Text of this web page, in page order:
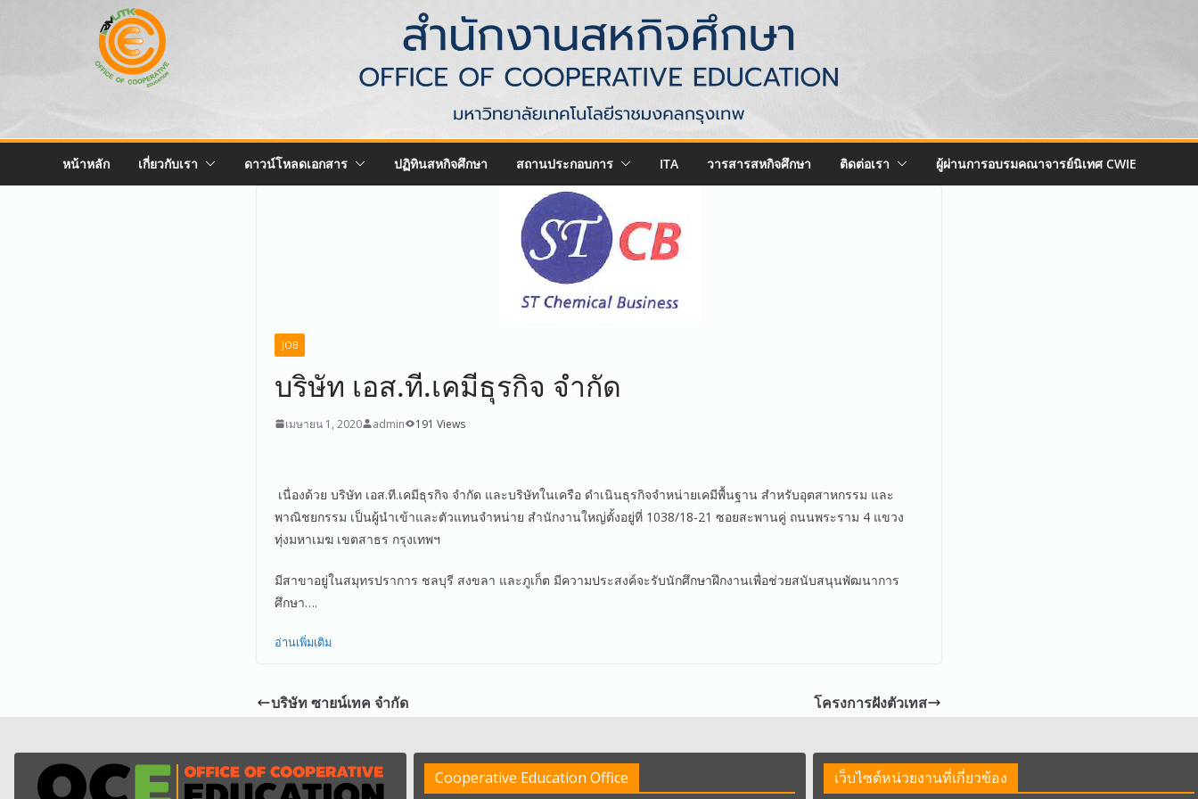
หน้าหลัก เกี่ยวกับเรา ดาวน์โหลดเอกสาร ปฏิทินสหกิจศึกษา สถานประกอบการ ITA วารสารสหกิจศึกษา ติดต่อเรา ผู้ผ่านการอบรมคณาจารย์นิเทศ CWIE
JOB
บริษัท เอส.ที.เคมีธุรกิจ จำกัด
เมษายน 1, 2020 admin 191 Views
เนื่องด้วย บริษัท เอส.ที.เคมีธุรกิจ จำกัด และบริษัทในเครือ ดำเนินธุรกิจจำหน่ายเคมีพื้นฐาน สำหรับอุตสาหกรรม และ
พาณิชยกรรม เป็นผู้นำเข้าและตัวแทนจำหน่าย สำนักงานใหญ่ตั้งอยู่ที่ 1038/18-21 ซอยสะพานคู่ ถนนพระราม 4 แขวง
ทุ่งมหาเมฆ เขตสาธร กรุงเทพฯ
มีสาขาอยู่ในสมุทรปราการ ชลบุรี สงขลา และภูเก็ต มีความประสงค์จะรับนักศึกษาฝึกงานเพื่อช่วยสนับสนุนพัฒนาการ
ศึกษา….
อ่านเพิ่มเติม
บริษัท ซายน์เทค จำกัด โครงการฝังตัวเทส
Cooperative Education Office เว็บไซต์หน่วยงานที่เกี่ยวข้อง